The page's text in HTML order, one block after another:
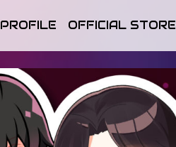
PROFILE OFFICIAL STORE